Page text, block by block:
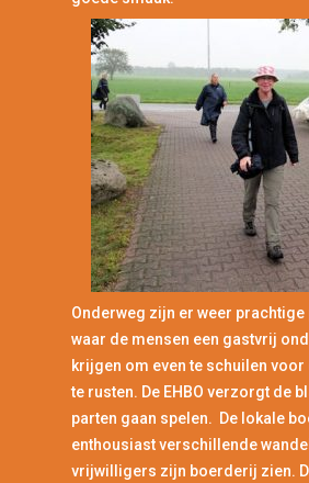
Onderweg zijn er weer prachtige
waar de mensen een gastvrij
krijgen om even te schuilen voor
te rusten. De EHBO verzorgt de
parten gaan spelen. De lokale
enthousiast verschillende
vrijwilligers zijn boerderij zien.